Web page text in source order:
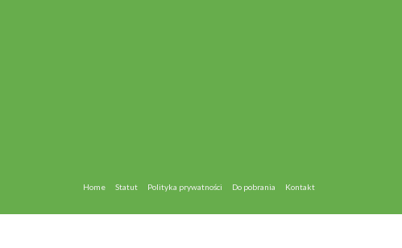
Home Statut Polityka prywatności Do pobrania Kontakt